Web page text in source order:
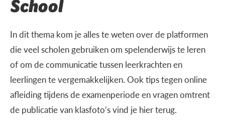
School
In dit thema kom je alles te weten over de platformen
die veel scholen gebruiken om spelenderwijs te leren
of om de communicatie tussen leerkrachten en
leerlingen te vergemakkelijken. Ook tips tegen online
afleiding tijdens de examenperiode en vragen omtrent
de publicatie van klasfoto’s vind je hier terug.